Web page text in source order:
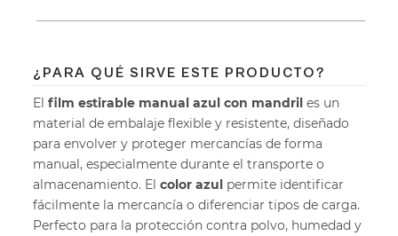
¿PARA QUÉ SIRVE ESTE PRODUCTO?
Elfilm estirable manual azul con mandril es un
material de embalaje flexible y resistente, diseñado
para envolver y proteger mercancías de forma
manual, especialmente durante el transporte o
almacenamiento. Elcolor azul permite identificar
fácilmente la mercancía o diferenciar tipos de carga.
Perfecto para la protección contra polvo, humedad y